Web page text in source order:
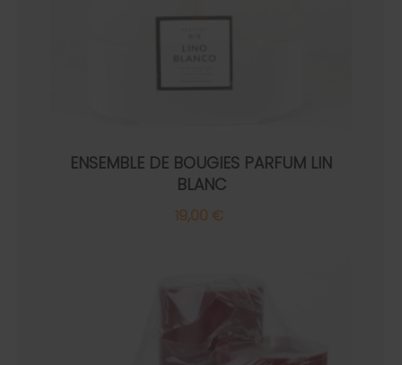
ENSEMBLE DE BOUGIES PARFUM LIN
BLANC
19,00 €